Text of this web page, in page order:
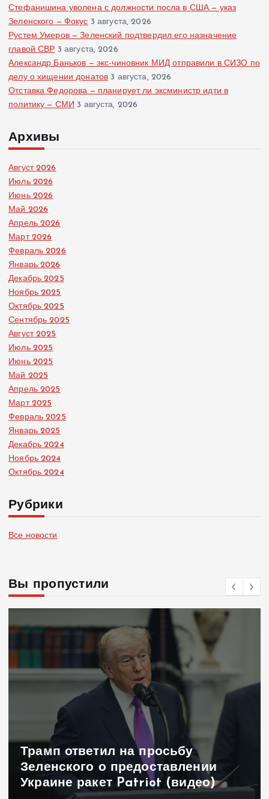
Стефанишина уволена с должности посла в США — указ
Зеленского — Фокус 3 августа, 2026
Рустем Умеров — Зеленский подтвердил его назначение
главой СВР 3 августа, 2026
Александр Баньков — экс-чиновник МИД отправили в СИЗО по
делу о хищении донатов 3 августа, 2026
Отставка Федорова — планирует ли эксминистр идти в
политику — СМИ 3 августа, 2026
Архивы
Август 2026
Июль 2026
Июнь 2026
Май 2026
Апрель 2026
Март 2026
Февраль 2026
Январь 2026
Декабрь 2025
Ноябрь 2025
Октябрь 2025
Сентябрь 2025
Август 2025
Июль 2025
Июнь 2025
Май 2025
Апрель 2025
Март 2025
Февраль 2025
Январь 2025
Декабрь 2024
Ноябрь 2024
Октябрь 2024
Рубрики
Все новости
Вы пропустили
Языковой закон в Украине —
штрафы за нарушение вырастут
до 170 тысяч